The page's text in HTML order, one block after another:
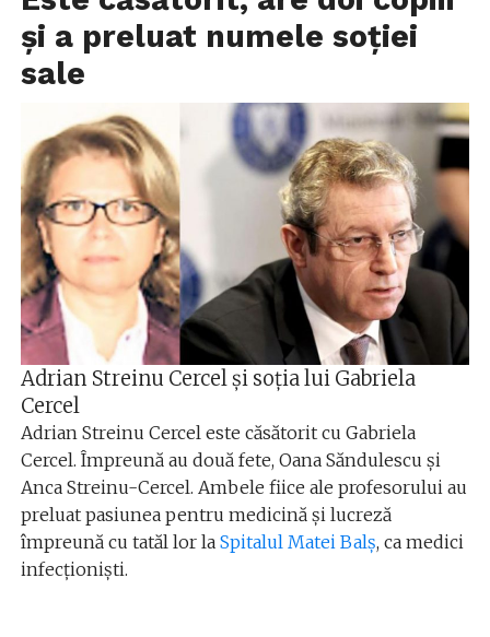
și a preluat numele soției
sale
Adrian Streinu Cercel și soția lui Gabriela
Cercel
Adrian Streinu Cercel este căsătorit cu Gabriela
Cercel. Împreună au două fete, Oana Săndulescu și
Anca Streinu-Cercel. Ambele fiice ale profesorului au
preluat pasiunea pentru medicină și lucreză
împreună cu tatăl lor la Spitalul Matei Balș, ca medici
infecționiști.